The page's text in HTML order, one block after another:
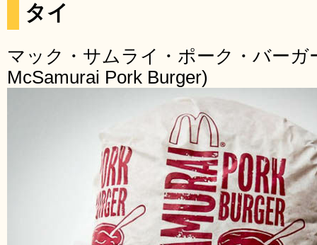
タイ
マック・サムライ・ポーク・バーガ
McSamurai Pork Burger)